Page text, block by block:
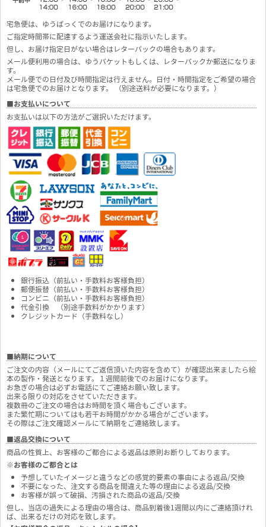
宅急便は、ゆうぱっくでのお届けになります。
ご指定時間帯に配達するよう運送会社に指示いたします。
但し、お届け指定日がない場合はレターパックの場合もあります。
メール便利用の場合は、ゆうパケットもしくは、レターパックか郵送になりま
す。
メール便での日付及び時間指定は行えません。日付・時間指定をご希望の場合
は宅急便でのお届けとなります。 （別途送料が必要になります。）
■お支払いについて
お支払いは以下の方法がご選択いただけます。
銀行振込（前払い・手数料お客様負担）
郵便振替（前払い・手数料お客様負担）
コンビニ（前払い・手数料お客様負担）
代金引換 （別途手数料がかかります）
クレジットカード（手数料なし）
■納期について
ご注文の内容（メールにてご返信頂いた内容を含めて）が確認出来ましたら絵
本の製作・発送となります。１週間前後でのお届けになります。
お急ぎの場合は必ずお電話にてご連絡お願い致します。
出来る限りの対応をさせていただきます。
複数冊のご注文の場合はお時間を頂く場合もございます。
また繁忙期についてはも若干お時間がかかる場合がございます。
その際はご注文確認メールにて納期をご連絡致します。
■返品交換について
商品の性質上、お客様のご都合による返品は原則お断りしております。
※お客様のご都合とは
予想していたイメージと違うなどの感覚的要素の事由による返品/交換
不要になった、注文する商品を間違えた等の理由による返品/交換
お客様が誤って破損、汚損された商品の返品/交換
但し、当店の過失による理由の場合は、商品到着後1週間以内にご連絡頂けれ
ば、出来るだけの対応を致します。